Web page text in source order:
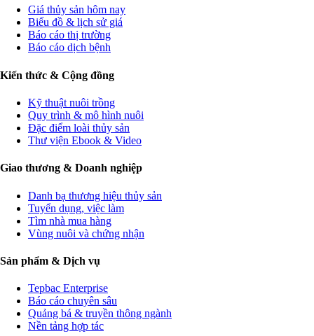
Giá thủy sản hôm nay
Biểu đồ & lịch sử giá
Báo cáo thị trường
Báo cáo dịch bệnh
Kiến thức & Cộng đồng
Kỹ thuật nuôi trồng
Quy trình & mô hình nuôi
Đặc điểm loài thủy sản
Thư viện Ebook & Video
Giao thương & Doanh nghiệp
Danh bạ thương hiệu thủy sản
Tuyển dụng, việc làm
Tìm nhà mua hàng
Vùng nuôi và chứng nhận
Sản phẩm & Dịch vụ
Tepbac Enterprise
Báo cáo chuyên sâu
Quảng bá & truyền thông ngành
Nền tảng hợp tác